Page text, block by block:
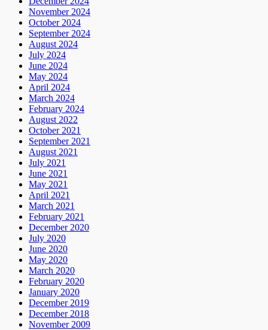
November 2024
October 2024
September 2024
August 2024
July 2024
June 2024
May 2024
April 2024
March 2024
February 2024
August 2022
October 2021
September 2021
August 2021
July 2021
June 2021
May 2021
April 2021
March 2021
February 2021
December 2020
July 2020
June 2020
May 2020
March 2020
February 2020
January 2020
December 2019
December 2018
November 2009